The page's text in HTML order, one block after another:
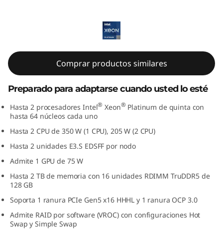
V
3
:
S
e
r
v
i
Comprar productos similares
Preparado para adaptarse cuando usted lo esté
Hasta 2 procesadores Intel® Xeon® Platinum de quinta con
hasta 64 núcleos cada uno
Hasta 2 CPU de 350 W (1 CPU), 205 W (2 CPU)
Hasta 2 unidades E3.S EDSFF por nodo
Admite 1 GPU de 75 W
Hasta 2 TB de memoria con 16 unidades RDIMM TruDDR5 de
128 GB
Soporta 1 ranura PCIe Gen5 x16 HHHL y 1 ranura OCP 3.0
Admite RAID por software (VROC) con configuraciones Hot
Swap y Simple Swap